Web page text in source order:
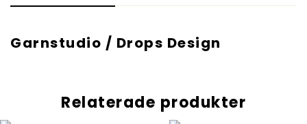
Garnstudio / Drops Design
Relaterade produkter